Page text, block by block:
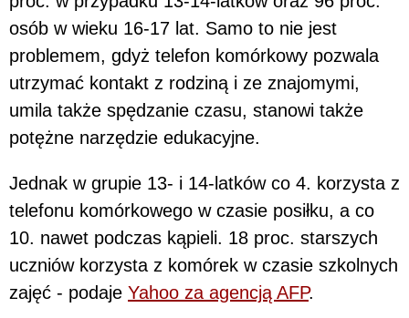
osób w wieku 16-17 lat. Samo to nie jest
problemem, gdyż telefon komórkowy pozwala
utrzymać kontakt z rodziną i ze znajomymi,
umila także spędzanie czasu, stanowi także
potężne narzędzie edukacyjne.
Jednak w grupie 13- i 14-latków co 4. korzysta z
telefonu komórkowego w czasie posiłku, a co
10. nawet podczas kąpieli. 18 proc. starszych
uczniów korzysta z komórek w czasie szkolnych
zajęć - podaje Yahoo za agencją AFP.